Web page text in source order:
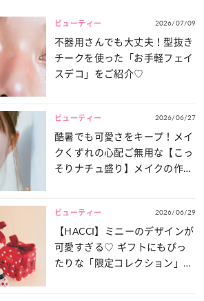
ビューティー 2026/07/09
不器用さんでも大丈夫！型抜き
チークを使った「お手軽フェイ
スデコ」をご紹介♡
ビューティー 2026/06/27
酷暑でも可愛さをキープ！メイ
クくずれの心配ご無用な【こっ
そりナチュ盛り】メイクの作り
ビューティー 2026/06/29
【HACCI】ミニーのデザインが
可愛すぎる♡ ギフトにもぴっ
たりな「限定コレクション」が